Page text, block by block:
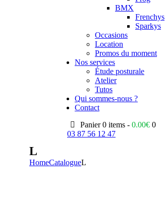
BMX
Frenchys
Sparkys
Occasions
Location
Promos du moment
Nos services
Étude posturale
Atelier
Tutos
Qui sommes-nous ?
Contact
Panier 0 items -0.00€ 0
03 87 56 12 47
L
HomeCatalogueL